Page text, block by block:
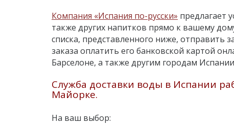
Компания «Испания по-русски» предлагает
также других напитков прямо к вашему
списка, представленного ниже, отправить
заказа оплатить его банковской картой
Барселоне, а также другим городам
Служба доставки воды в Испании
Майорке.
На ваш выбор: